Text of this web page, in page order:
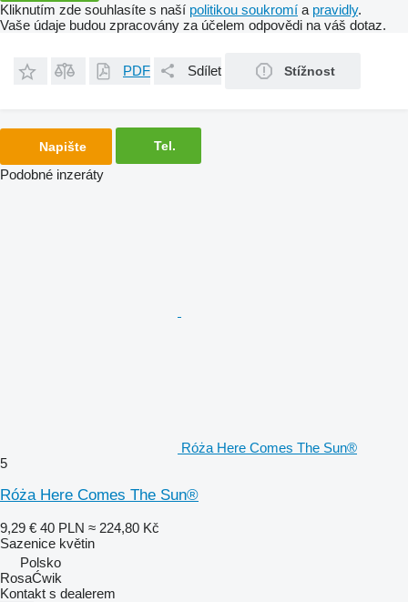
Kliknutím zde souhlasíte s naší politikou soukromí a pravidly.
Vaše údaje budou zpracovány za účelem odpovědi na váš dotaz.
PDF Sdílet Stížnost
Napište Tel.
Podobné inzeráty
Róża Here Comes The Sun®
5
Róża Here Comes The Sun®
9,29 € 40 PLN ≈ 224,80 Kč
Sazenice květin
Polsko
RosaĆwik
Kontakt s dealerem